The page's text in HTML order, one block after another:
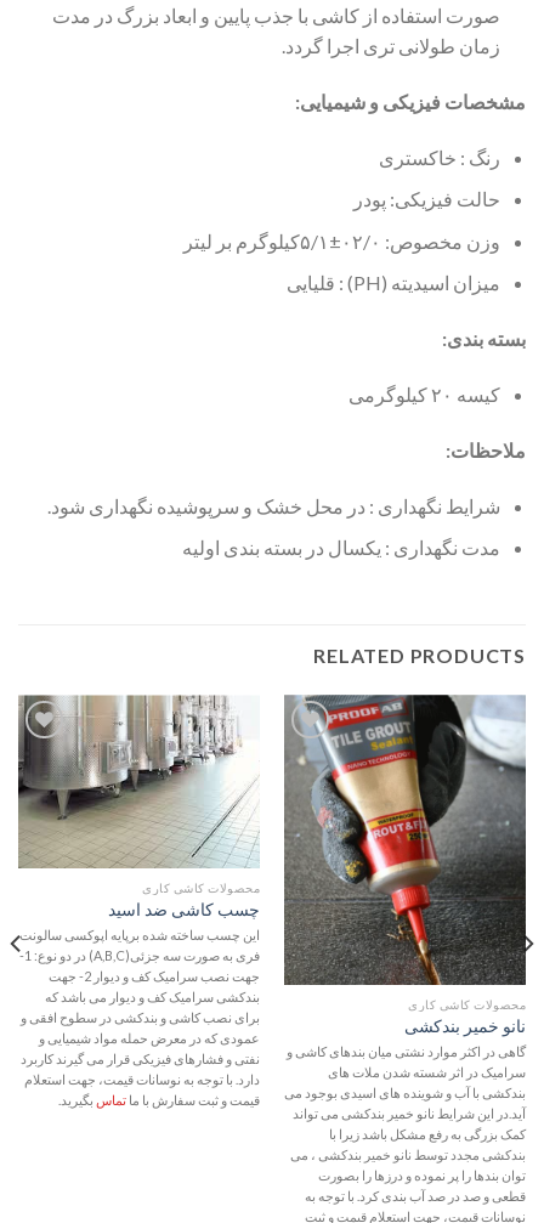
صورت استفاده از کاشی با جذب پایین و ابعاد بزرگ در مدت
زمان طولانی تری اجرا گردد.
مشخصات فیزیکی و شیمیایی:
رنگ : خاکستری
حالت فیزیکی: پودر
وزن مخصوص: ۰۲/۰±۵/۱کیلوگرم بر لیتر
میزان اسیدیته (PH) : قلیایی
بسته بندی:
کیسه ۲۰ کیلوگرمی
ملاحظات:
شرایط نگهداری : در محل خشک و سرپوشیده نگهداری شود.
مدت نگهداری : یکسال در بسته بندی اولیه
RELATED PRODUCTS
افزودن
علاقه
مندی
محصولات کاشی کاری
نانو خمیر بندکشی
گاهی در اکثر موارد نشتی میان بندهای کاشی و
سرامیک در اثر شسته شدن ملات های
بندکشی با آب و شوینده های اسیدی بوجود می
آید.در این شرایط نانو خمیر بندکشی می تواند
کمک بزرگی به رفع مشکل باشد زیرا با
بندکشی مجدد توسط نانو خمیر بندکشی ، می
توان بندها را پر نموده و درزها را بصورت
قطعی و صد در صد آب بندی کرد. با توجه به
نوسانات قیمت، جهت استعلام قیمت و ثبت
افزودن
علاقه
مندی
ها
محصولات کاشی کاری
چسب کاشی ضد اسید
این چسب ساخته شده برپایه اپوکسی سالونت
فری به صورت سه جزئی(A,B,C) در دو نوع: 1-
جهت نصب سرامیک کف و دیوار 2- جهت
بندکشی سرامیک کف و دیوار می باشد که
برای نصب کاشی و بندکشی در سطوح افقی و
عمودی که در معرض حمله مواد شیمیایی و
نفتی و فشارهای فیزیکی قرار می گیرند کاربرد
دارد. با توجه به نوسانات قیمت، جهت استعلام
قیمت و ثبت سفارش با ما تماس بگیرید.